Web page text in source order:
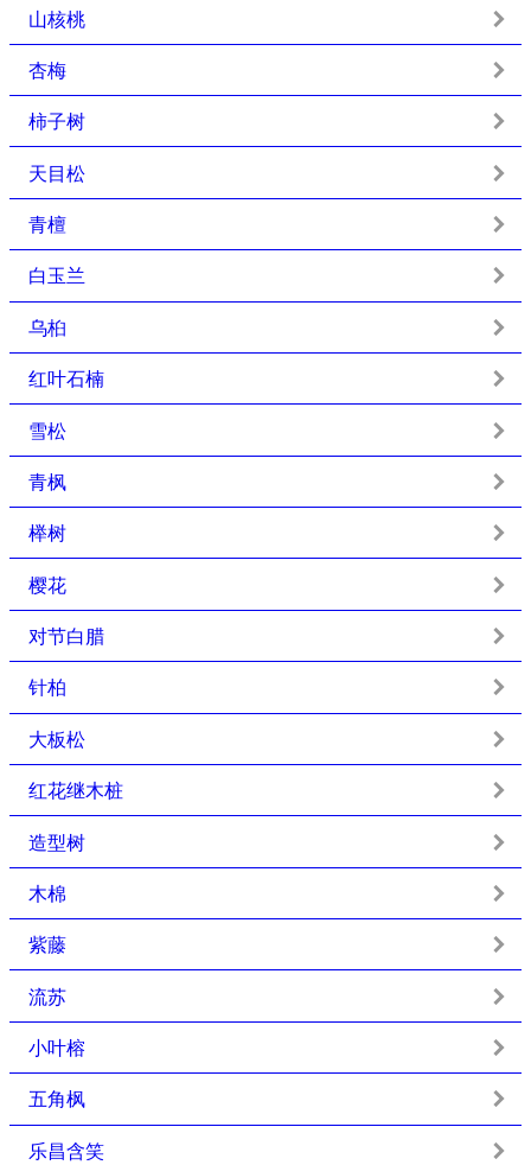
山核桃
杏梅
柿子树
天目松
青檀
白玉兰
乌桕
红叶石楠
雪松
青枫
榉树
樱花
对节白腊
针柏
大板松
红花继木桩
造型树
木棉
紫藤
流苏
小叶榕
五角枫
乐昌含笑